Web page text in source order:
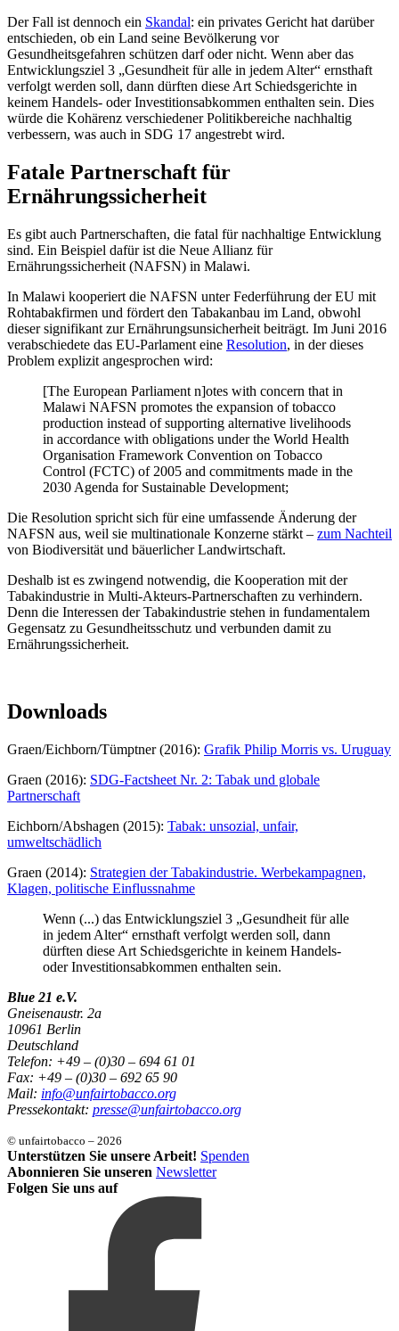
Der Fall ist dennoch ein Skandal: ein privates Gericht hat darüber
entschieden, ob ein Land seine Bevölkerung vor
Gesundheitsgefahren schützen darf oder nicht. Wenn aber das
Entwicklungsziel 3 „Gesundheit für alle in jedem Alter“ ernsthaft
verfolgt werden soll, dann dürften diese Art Schiedsgerichte in
keinem Handels- oder Investitionsabkommen enthalten sein. Dies
würde die Kohärenz verschiedener Politikbereiche nachhaltig
verbessern, was auch in SDG 17 angestrebt wird.
Fatale Partnerschaft für
Ernährungssicherheit
Es gibt auch Partnerschaften, die fatal für nachhaltige Entwicklung
sind. Ein Beispiel dafür ist die Neue Allianz für
Ernährungssicherheit (NAFSN) in Malawi.
In Malawi kooperiert die NAFSN unter Federführung der EU mit
Rohtabakfirmen und fördert den Tabakanbau im Land, obwohl
dieser signifikant zur Ernährungsunsicherheit beiträgt. Im Juni 2016
verabschiedete das EU-Parlament eine Resolution, in der dieses
Problem explizit angesprochen wird:
[The European Parliament n]otes with concern that in
Malawi NAFSN promotes the expansion of tobacco
production instead of supporting alternative livelihoods
in accordance with obligations under the World Health
Organisation Framework Convention on Tobacco
Control (FCTC) of 2005 and commitments made in the
2030 Agenda for Sustainable Development;
Die Resolution spricht sich für eine umfassende Änderung der
NAFSN aus, weil sie multinationale Konzerne stärkt – zum Nachteil
von Biodiversität und bäuerlicher Landwirtschaft.
Deshalb ist es zwingend notwendig, die Kooperation mit der
Tabakindustrie in Multi-Akteurs-Partnerschaften zu verhindern.
Denn die Interessen der Tabakindustrie stehen in fundamentalem
Gegensatz zu Gesundheitsschutz und verbunden damit zu
Ernährungssicherheit.
Downloads
Graen/Eichborn/Tümptner (2016): Grafik Philip Morris vs. Uruguay
Graen (2016): SDG-Factsheet Nr. 2: Tabak und globale
Partnerschaft
Eichborn/Abshagen (2015): Tabak: unsozial, unfair,
umweltschädlich
Graen (2014): Strategien der Tabakindustrie. Werbekampagnen,
Klagen, politische Einflussnahme
Wenn (...) das Entwicklungsziel 3 „Gesundheit für alle
in jedem Alter“ ernsthaft verfolgt werden soll, dann
dürften diese Art Schiedsgerichte in keinem Handels-
oder Investitionsabkommen enthalten sein.
Blue 21 e.V.
Gneisenaustr. 2a
10961 Berlin
Deutschland
Telefon: +49 – (0)30 – 694 61 01
Fax: +49 – (0)30 – 692 65 90
Mail: info@unfairtobacco.org
Pressekontakt: presse@unfairtobacco.org
© unfairtobacco – 2026
Unterstützen Sie unsere Arbeit! Spenden
Abonnieren Sie unseren Newsletter
Folgen Sie uns auf